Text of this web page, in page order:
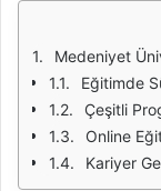
Medeniyet
Eğitimde
Çeşitli
Online
Kariyer